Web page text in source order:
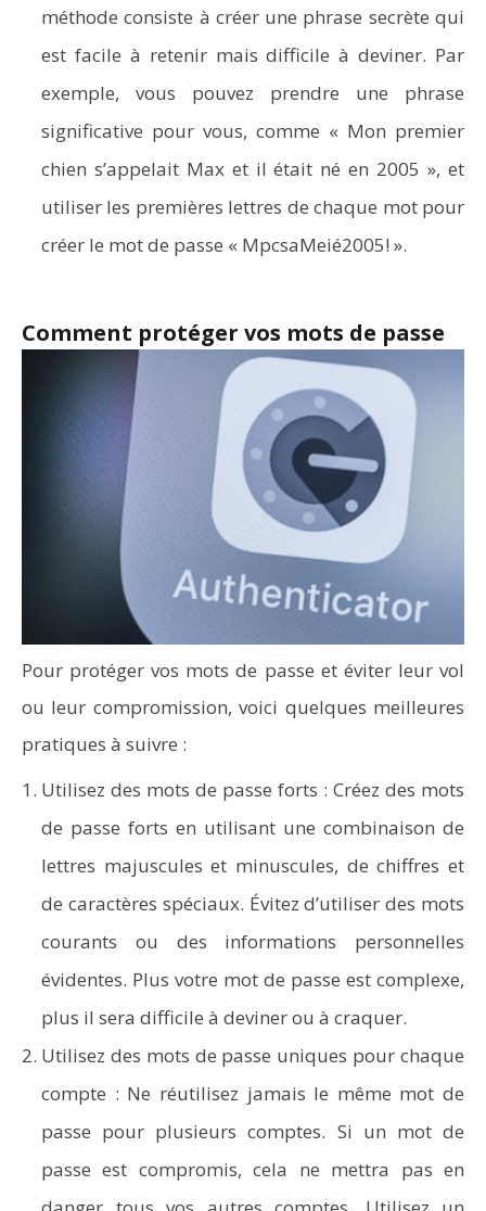
méthode consiste à créer une phrase secrète qui
est facile à retenir mais difficile à deviner. Par
exemple, vous pouvez prendre une phrase
significative pour vous, comme « Mon premier
chien s’appelait Max et il était né en 2005 », et
utiliser les premières lettres de chaque mot pour
créer le mot de passe « MpcsaMeié2005! ».
Comment protéger vos mots de passe
Pour protéger vos mots de passe et éviter leur vol
ou leur compromission, voici quelques meilleures
pratiques à suivre :
Utilisez des mots de passe forts : Créez des mots
de passe forts en utilisant une combinaison de
lettres majuscules et minuscules, de chiffres et
de caractères spéciaux. Évitez d’utiliser des mots
courants ou des informations personnelles
évidentes. Plus votre mot de passe est complexe,
plus il sera difficile à deviner ou à craquer.
Utilisez des mots de passe uniques pour chaque
compte : Ne réutilisez jamais le même mot de
passe pour plusieurs comptes. Si un mot de
passe est compromis, cela ne mettra pas en